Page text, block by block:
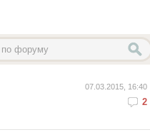
07.03.2015, 16:40
2